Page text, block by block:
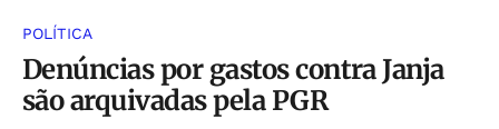
POLÍTICA
Denúncias por gastos contra Janja
são arquivadas pela PGR